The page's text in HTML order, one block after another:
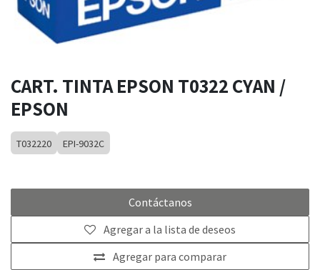
CART. TINTA EPSON T0322 CYAN /
EPSON
T032220 EPI-9032C
Contáctanos
Agregar para comparar
Agregar a la lista de deseos